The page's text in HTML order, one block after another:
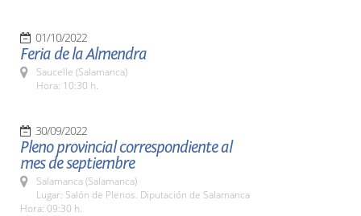
01/10/2022
Feria de la Almendra
Saucelle (Salamanca)
Hora: 10:30 h.
30/09/2022
Pleno provincial correspondiente al
mes de septiembre
Salamanca (Salamanca)
Lugar: Salón de Plenos. Diputación de Salamanca
Hora: 09:30 h.